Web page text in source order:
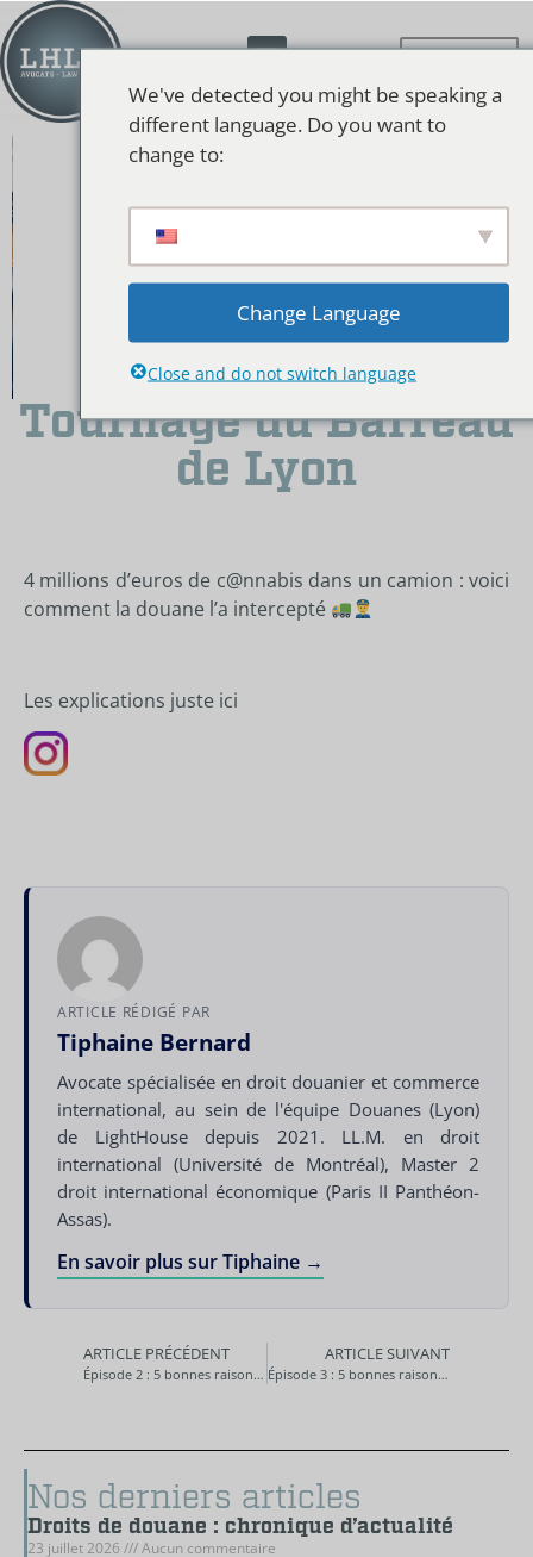
Tournage du Barreau
de Lyon
4 millions d’euros de c@nnabis dans un camion : voici
comment la douane l’a intercepté
Les explications juste ici
ARTICLE RÉDIGÉ PAR
Tiphaine Bernard
Avocate spécialisée en droit douanier et commerce
international, au sein de l'équipe Douanes (Lyon)
de LightHouse depuis 2021. LL.M. en droit
international (Université de Montréal), Master 2
droit international économique (Paris II Panthéon-
Assas).
En savoir plus sur Tiphaine →
ARTICLE PRÉCÉDENT
Épisode 2 : 5 bonnes raisons pour un fiscaliste d’aller discuter avec un douanier
ARTICLE SUIVANT
Épisode 3 : 5 bonnes raisons pour un fiscaliste d’aller discuter avec un douanier
Nos derniers articles
Droits de douane : chronique d’actualité
23 juillet 2026 Aucun commentaire
We've detected you might be speaking a
different language. Do you want to
change to:
Change Language
Close and do not switch language